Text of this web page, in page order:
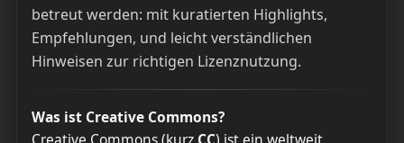
betreut werden: mit kuratierten Highlights,
Empfehlungen, und leicht verständlichen
Hinweisen zur richtigen Lizenznutzung.
Was ist Creative Commons?